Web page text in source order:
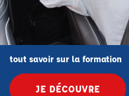
tout savoir sur la formation
JE DÉCOUVRE